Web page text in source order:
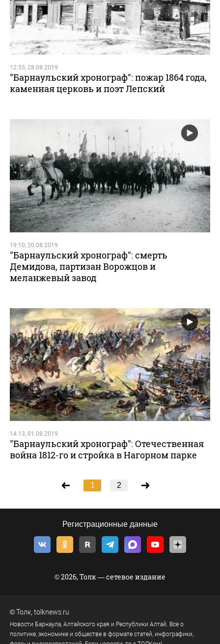
12:55, 28.08.2019
"Барнаульский хронограф": пожар 1864 года,
каменная церковь и поэт Лепский
19:10, 20.08.2019
"Барнаульский хронограф": смерть
Демидова, партизан Ворожцов и
меланжевый завод
14:13, 01.08.2019
"Барнаульский хронограф": Отечественная
война 1812-го и стройка в Нагорном парке
1 2
Регистрационные данные
© 2026, Толк — сетевое издание
©Толк tolknews.ru
Новости Барнаула, Алтайского края и Республики Алтай. Все о
политике, экономике и обществе в формате статей, инфографики,